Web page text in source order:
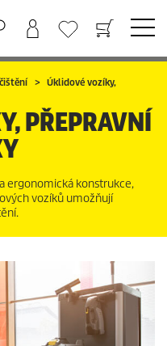
Úklidové vozíky,
PŘEPRAVNÍ
ergonomická konstrukce,
vozíků umožňují